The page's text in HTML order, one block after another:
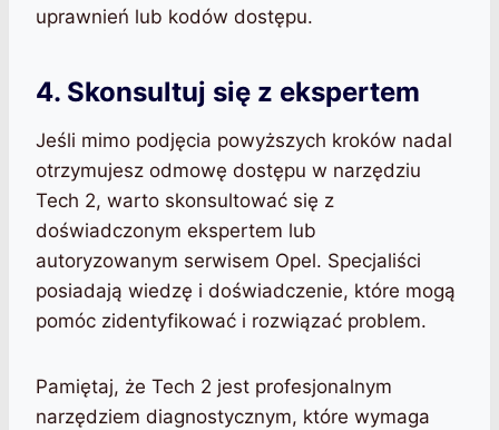
uprawnień lub kodów dostępu.
4. Skonsultuj się z ekspertem
Jeśli mimo podjęcia powyższych kroków nadal
otrzymujesz odmowę dostępu w narzędziu
Tech 2, warto skonsultować się z
doświadczonym ekspertem lub
autoryzowanym serwisem Opel. Specjaliści
posiadają wiedzę i doświadczenie, które mogą
pomóc zidentyfikować i rozwiązać problem.
Pamiętaj, że Tech 2 jest profesjonalnym
narzędziem diagnostycznym, które wymaga